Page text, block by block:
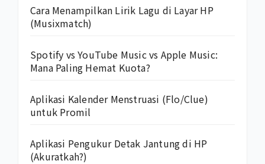
Cara Menampilkan Lirik Lagu di Layar HP
(Musixmatch)
Spotify vs YouTube Music vs Apple Music:
Mana Paling Hemat Kuota?
Aplikasi Kalender Menstruasi (Flo/Clue)
untuk Promil
Aplikasi Pengukur Detak Jantung di HP
(Akuratkah?)